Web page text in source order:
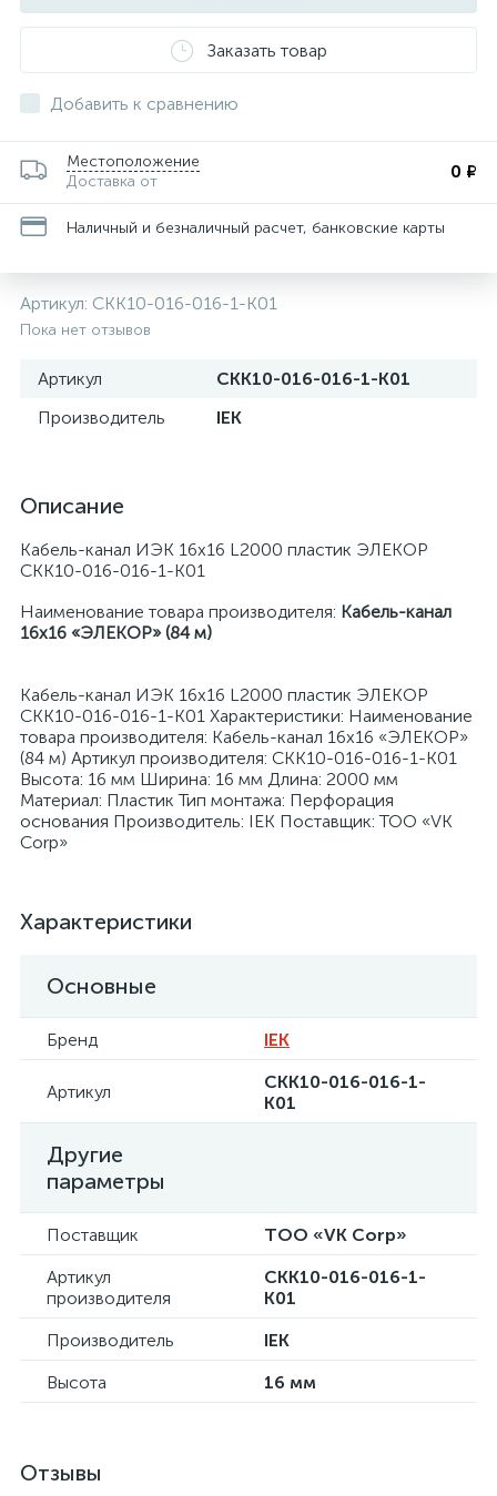
Заказать товар
Добавить к сравнению
Местоположение
Доставка от
0 ₽
Наличный и безналичный расчет, банковские карты
Артикул: CKK10-016-016-1-K01
Пока нет отзывов
Артикул
CKK10-016-016-1-K01
Производитель
IEK
Описание
Кабель-канал ИЭК 16х16 L2000 пластик ЭЛЕКОР
CKK10-016-016-1-K01
Наименование товара производителя: Кабель-канал
16х16 «ЭЛЕКОР» (84 м)
Кабель-канал ИЭК 16х16 L2000 пластик ЭЛЕКОР
CKK10-016-016-1-K01 Характеристики: Наименование
товара производителя: Кабель-канал 16х16 «ЭЛЕКОР»
(84 м) Артикул производителя: CKK10-016-016-1-K01
Высота: 16 мм Ширина: 16 мм Длина: 2000 мм
Материал: Пластик Тип монтажа: Перфорация
основания Производитель: IEK Поставщик: ТОО «VK
Corp»
Характеристики
Основные
Бренд IEK
Артикул
CKK10-016-016-1-
K01
Другие
параметры
Поставщик
ТОО «VK Corp»
Артикул
производителя
CKK10-016-016-1-
K01
Производитель
IEK
Высота
16 мм
Отзывы